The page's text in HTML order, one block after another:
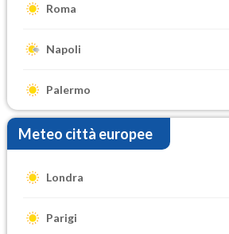
Roma
Napoli
Palermo
Meteo città europee
Londra
Parigi